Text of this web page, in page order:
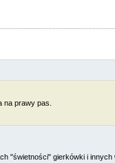
na prawy pas.
"świetności" gierkówki i